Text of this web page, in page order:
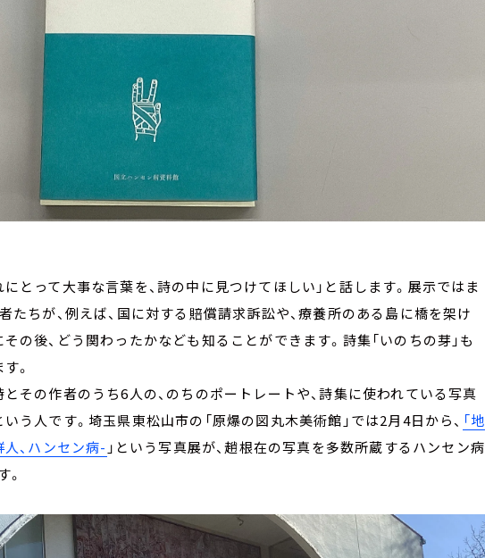
とって大事な言葉を、詩の中に見つけてほしい」と話します。展示ではま
たちが、例えば、国に対する賠償請求訴訟や、療養所のある島に橋を架け
の後、どう関わったかなども知ることができます。詩集「いのちの芽」も
。
その作者のうち6人の、のちのポートレートや、詩集に使われている写真
う人です。埼玉県東松山市の「原爆の図丸木美術館」では2月4日から、 「地
、ハンセン病- 」という写真展が、趙根在の写真を多数所蔵するハンセン病